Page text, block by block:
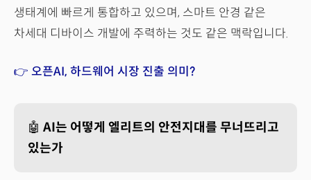
생태계에 빠르게 통합하고 있으며, 스마트 안경 같은
차세대 디바이스 개발에 주력하는 것도 같은 맥락입니다.
👉 오픈AI, 하드웨어 시장 진출 의미?
🤖 AI는 어떻게 엘리트의 안전지대를 무너뜨리고
있는가